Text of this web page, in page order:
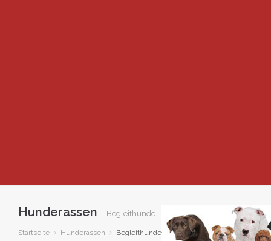
Hunderassen Begleithunde
Startseite Hunderassen Begleithunde